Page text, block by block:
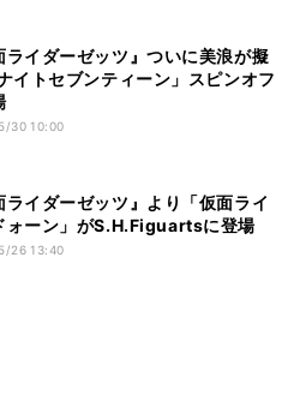
ライダーゼッツ』ついに美浪が擬
イトセブンティーン」スピンオフ
30 10:00
ライダーゼッツ』より「仮面ライ
ォーン」がS.H.Figuartsに登場
26 13:40